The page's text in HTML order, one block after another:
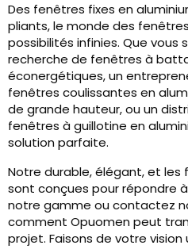
Des fenêtres fixes en
pliants, le monde des
possibilités infinies. Que vous
recherche de fenêtres à
éconergétiques, un
fenêtres coulissantes en
de grande hauteur, ou un
fenêtres à guillotine en
solution parfaite.
Notre durable, élégant, et les
sont conçues pour répondre
notre gamme ou contactez
comment Opuomen peut
projet. Faisons de votre vision